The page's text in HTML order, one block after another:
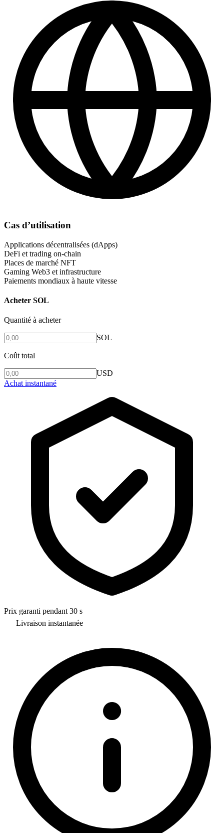
Cas d’utilisation
Applications décentralisées (dApps)
DeFi et trading on-chain
Places de marché NFT
Gaming Web3 et infrastructure
Paiements mondiaux à haute vitesse
Acheter SOL
Quantité à acheter
SOL
Coût total
USD
Achat instantané
Prix garanti pendant 30 s
Livraison instantanée